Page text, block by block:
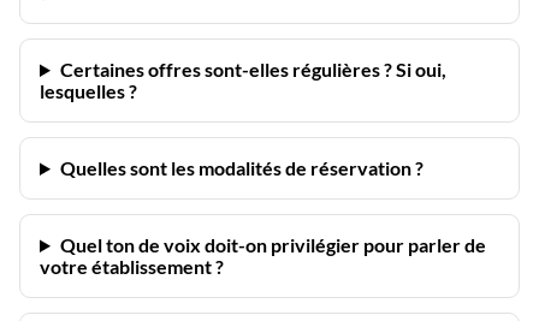
Certaines offres sont-elles régulières ? Si oui,
lesquelles ?
Quelles sont les modalités de réservation ?
Quel ton de voix doit-on privilégier pour parler de
votre établissement ?